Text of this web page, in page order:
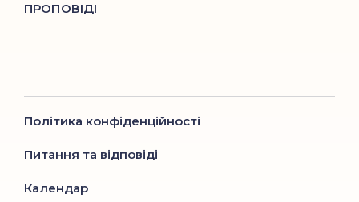
ПРОПОВІДІ
Політика конфіденційності
Питання та відповіді
Календар